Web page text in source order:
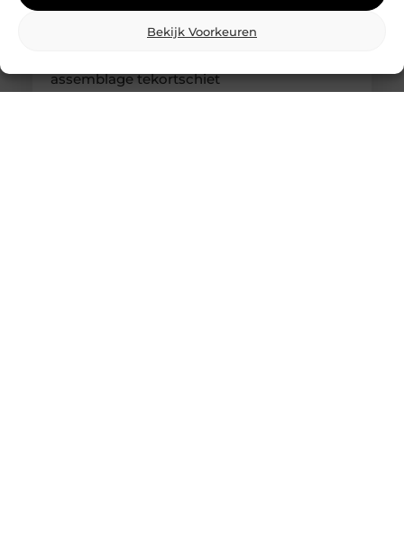
Bekijk Voorkeuren
assemblage tekortschiet